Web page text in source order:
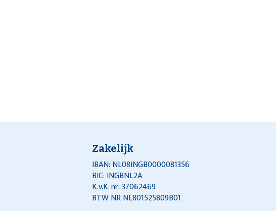
Zakelijk
IBAN: NL08INGB0000081356
BIC: INGBNL2A
K.v.K. nr: 37062469
BTW NR NL801525809B01